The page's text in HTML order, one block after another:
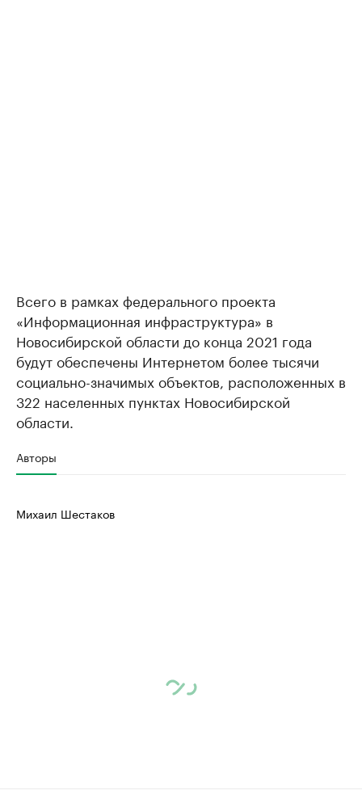
Всего в рамках федерального проекта
«Информационная инфраструктура» в
Новосибирской области до конца 2021 года
будут обеспечены Интернетом более тысячи
социально-значимых объектов, расположенных в
322 населенных пунктах Новосибирской
области.
Авторы
Михаил Шестаков